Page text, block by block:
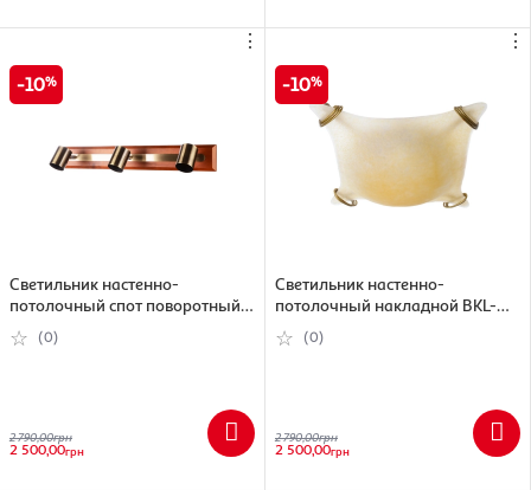
⋮
10
Светильник настенно-
потолочный спот поворотный
нак HTL-99/3
(0)
2 790,00грн
2 500,00грн
⋮
10
Светильник настенно-
потолочный накладной BKL-
079S / 2BKL-079S / 2
(0)
2 790,00грн
2 500,00грн